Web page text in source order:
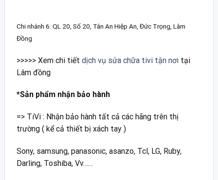
Chi nhánh 6: QL 20, Số 20, Tân An Hiệp An, Đức Trọng, Lâm
Đồng
>>>>> Xem chi tiết dịch vụ sửa chữa tivi tận nơi tại
Lâm đồng
*Sản phẩm nhận bảo hành
=> TiVi : Nhận bảo hành tất cả các hãng trên thị
trường ( kể cả thiết bị xách tay )
Sony, samsung, panasonic, asanzo, Tcl, LG, Ruby,
Darling, Toshiba, Vv……